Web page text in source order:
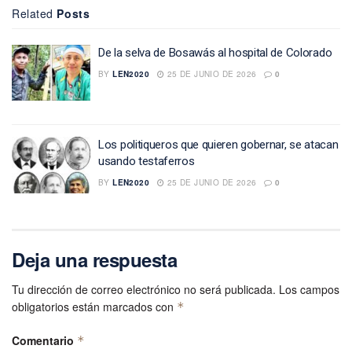
Related Posts
De la selva de Bosawás al hospital de Colorado
BY LEN2020 25 DE JUNIO DE 2026 0
Los politiqueros que quieren gobernar, se atacan
usando testaferros
BY LEN2020 25 DE JUNIO DE 2026 0
Deja una respuesta
Tu dirección de correo electrónico no será publicada. Los campos
obligatorios están marcados con *
Comentario *